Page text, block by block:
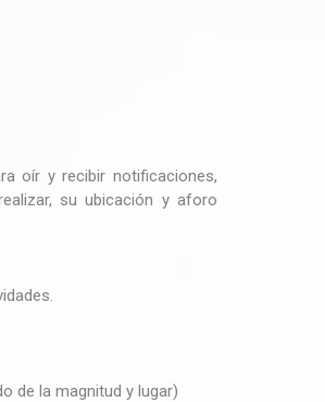
oír y recibir notificaciones,
su ubicación y aforo
de la magnitud y lugar)